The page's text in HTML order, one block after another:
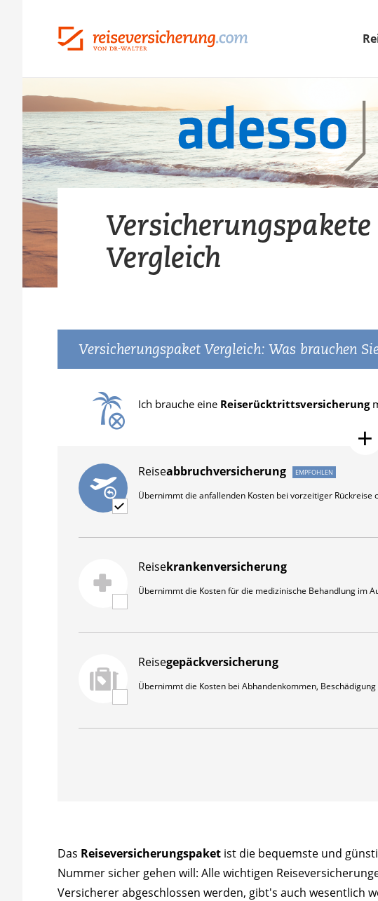
Versicherungspakete
Vergleich
Versicherungspaket Vergleich: Was brauchen
Ich brauche eine Reise­rücktritts­versicherung
Reiseabbruchversicherung EMPFOHLEN
Übernimmt die anfallenden Kosten bei vorzeitiger
Reisekrankenversicherung
Übernimmt die Kosten für die medizinische Behandlung im
Reisegepäckversicherung
Übernimmt die Kosten bei Abhandenkommen,
Das Reiseversicherungspaket ist die bequemste und
Nummer sicher gehen will: Alle wichtigen
Versicherer abgeschlossen werden, gibt's auch wesentlich